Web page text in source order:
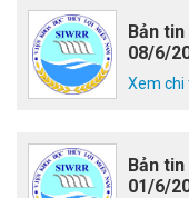
Bản
08/6/
Xem chi
Bản
01/6/